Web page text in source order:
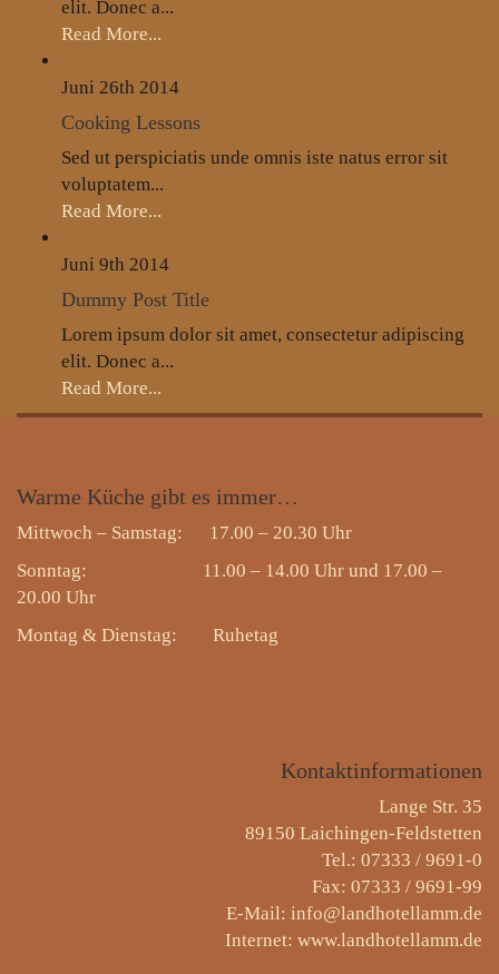
elit. Donec a...
Read More...
Juni 26th 2014
Cooking Lessons
Sed ut perspiciatis unde omnis iste natus error sit
voluptatem...
Read More...
Juni 9th 2014
Dummy Post Title
Lorem ipsum dolor sit amet, consectetur adipiscing
elit. Donec a...
Read More...
Warme Küche gibt es immer…
Mittwoch – Samstag: 17.00 – 20.30 Uhr
Sonntag: 11.00 – 14.00 Uhr und 17.00 –
20.00 Uhr
Montag & Dienstag: Ruhetag
Kontaktinformationen
Lange Str. 35
89150 Laichingen-Feldstetten
Tel.: 07333 / 9691-0
Fax: 07333 / 9691-99
E-Mail: info@landhotellamm.de
Internet: www.landhotellamm.de